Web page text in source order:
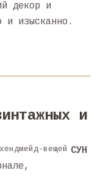
декор и
и изысканно.
и
СУН